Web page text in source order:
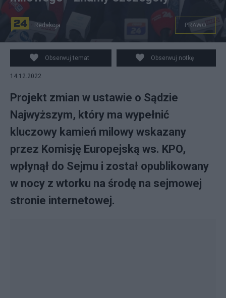
Rzecznik rządu Piotr Mueller (L) oraz minister ds. Unii
Europejskiej Szymon Szynkowski vel Sęk (P) podczas
konferencji prasowej w Sejmie w Warszawie, fot.
PAP/Tomasz Gzell
Redakcja PRAWO
Obserwuj temat Obserwuj notkę
14.12.2022
Projekt zmian w ustawie o Sądzie
Najwyższym, który ma wypełnić
kluczowy kamień milowy wskazany
przez Komisję Europejską ws. KPO,
wpłynął do Sejmu i został opublikowany
w nocy z wtorku na środę na sejmowej
stronie internetowej.